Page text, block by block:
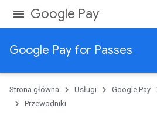
Google Pay
Google Pay for Passes
Strona główna Usługi Google Pay
Przewodniki